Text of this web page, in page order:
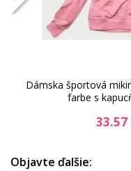
Dámska športová
farbe s
33.57
Objavte ďalšie: